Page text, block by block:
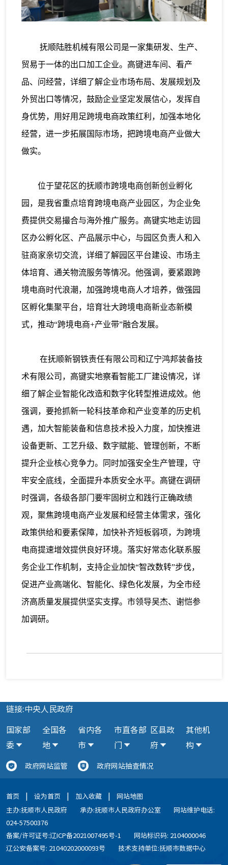
抚顺陆胜机械有限公司是一家集研发、生产、
贸易于一体的出口加工企业。高键进车间、看产
品、问经营，详细了解企业市场布局、发展规划及
外贸出口等情况，鼓励企业坚定发展信心，发挥自
身优势，用好用足跨境电商政策红利，加强本地化
经营，进一步拓展国际市场，把跨境电商产业做大
做实。
位于望花区的抚顺市跨境电商创新创业孵化
园，是我省重点培育跨境电商产业园区，为企业免
费提供交易撮合与海外推广服务。高键实地走访园
区办公孵化区、产品展示中心，与园区负责人和入
驻商家亲切交流，详细了解园区平台建设、市场主
体培育、通关物流服务等情况。他强调，要紧跟跨
境电商时代浪潮，加强跨境电商人才培养，做强园
区孵化集聚平台，培育壮大跨境电商新业态新模
式，推动“跨境电商+产业带”融合发展。
在抚顺新钢铁责任有限公司和辽宁鸿邦装备技
术有限公司，高键实地察看智能工厂建设情况，详
细了解企业智能化改造和数字化转型推进成效。他
强调，要抢抓新一轮科技革命和产业变革的历史机
遇，加大智能装备和信息技术投入力度，加快推进
设备更新、工艺升级、数字赋能、管理创新，不断
提升企业核心竞争力。同时加强安全生产管理，守
牢安全底线，全面提升本质安全水平。高键在调研
时强调，各级各部门要牢固树立和践行正确政绩
观，聚焦跨境电商产业发展和经营主体需求，强化
政策供给和要素保障，加快补齐短板弱项，为跨境
电商提速增效提供良好环境。落实好常态化联系服
务企业工作机制，支持企业加快“智改数转”步伐，
促进产业高端化、智能化、绿色化发展，为全市经
济高质量发展提供坚实支撑。市领导吴杰、谢恺参
加调研。
链接:中央人民政府
国家部
委
全国各
地
省内各
市
市直各部
门
区县政
府
其他机
构
政府网站监管 政府网站抽查情况
首页 | 设为首页 | 加入收藏 |
网站地图
主办:抚顺市人民政府
承办:抚顺市人民政府办公室
网站维护电话:
024-57500376
备案/许可证号:辽ICP备2021007495号-1
网站标识码: 2104000046
辽公安备案号: 21040202000093号
技术支持单位:抚顺市数据中心